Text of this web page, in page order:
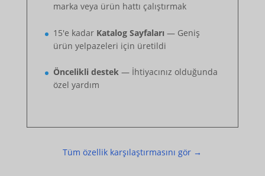
marka veya ürün hattı çalıştırmak
15'e kadarKatalog Sayfaları — Geniş
ürün yelpazeleri için üretildi
Öncelikli destek— İhtiyacınız olduğunda
özel yardım
Tüm özellik karşılaştırmasını gör →